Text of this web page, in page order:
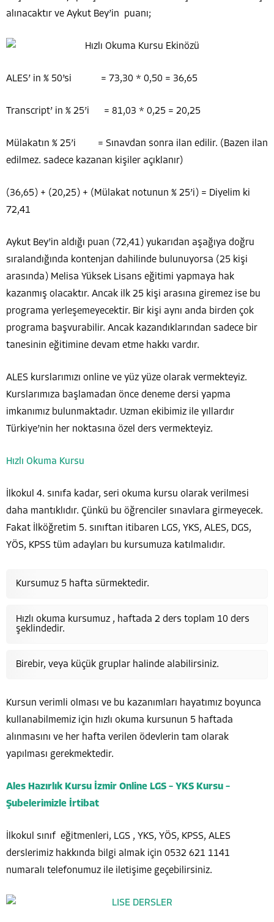
alınacaktır ve Aykut Bey’in puanı;
ALES’ in % 50’si = 73,30 * 0,50 = 36,65
Transcript’ in % 25’i = 81,03 * 0,25 = 20,25
Mülakatın % 25’i = Sınavdan sonra ilan edilir. (Bazen ilan
edilmez. sadece kazanan kişiler açıklanır)
(36,65) + (20,25) + (Mülakat notunun % 25’i) = Diyelim ki
72,41
Aykut Bey’in aldığı puan (72,41) yukarıdan aşağıya doğru
sıralandığında kontenjan dahilinde bulunuyorsa (25 kişi
arasında) Melisa Yüksek Lisans eğitimi yapmaya hak
kazanmış olacaktır. Ancak ilk 25 kişi arasına giremez ise bu
programa yerleşemeyecektir. Bir kişi aynı anda birden çok
programa başvurabilir. Ancak kazandıklarından sadece bir
tanesinin eğitimine devam etme hakkı vardır.
ALES kurslarımızı online ve yüz yüze olarak vermekteyiz.
Kurslarımıza başlamadan önce deneme dersi yapma
imkanımız bulunmaktadır. Uzman ekibimiz ile yıllardır
Türkiye’nin her noktasına özel ders vermekteyiz.
Hızlı Okuma Kursu
İlkokul 4. sınıfa kadar, seri okuma kursu olarak verilmesi
daha mantıklıdır. Çünkü bu öğrenciler sınavlara girmeyecek.
Fakat İlköğretim 5. sınıftan itibaren LGS, YKS, ALES, DGS,
YÖS, KPSS tüm adayları bu kursumuza katılmalıdır.
Kursumuz 5 hafta sürmektedir.
Hızlı okuma kursumuz , haftada 2 ders toplam 10 ders
şeklindedir.
Birebir, veya küçük gruplar halinde alabilirsiniz.
Kursun verimli olması ve bu kazanımları hayatımız boyunca
kullanabilmemiz için hızlı okuma kursunun 5 haftada
alınmasını ve her hafta verilen ödevlerin tam olarak
yapılması gerekmektedir.
Ales Hazırlık Kursu İzmir Online LGS – YKS Kursu –
Şubelerimizle İrtibat
İlkokul sınıf eğitmenleri, LGS , YKS, YÖS, KPSS, ALES
derslerimiz hakkında bilgi almak için 0532 621 1141
numaralı telefonumuz ile iletişime geçebilirsiniz.